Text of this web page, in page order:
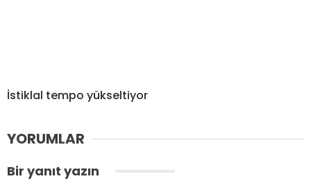
İstiklal tempo yükseltiyor
YORUMLAR
Bir yanıt yazın